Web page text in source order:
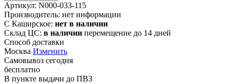
Артикул: N000-033-115
Производитель: нет информации
С Каширское: нет в наличии
Склад ЦС: в наличии перемещение до 14 дней
Способ доставки
Москва Изменить
Самовывоз сегодня
бесплатно
В пункте выдачи до ПВЗ